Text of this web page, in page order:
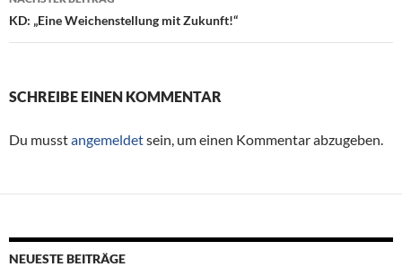
KD: „Eine Weichenstellung mit Zukunft!“
SCHREIBE EINEN KOMMENTAR
Du musstangemeldetsein, um einen Kommentar abzugeben.
NEUESTE BEITRÄGE